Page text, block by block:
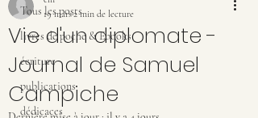
Tous les posts
livres de poche & Ebooks
écriture
publications
dédicaces
Vie d'un diplomate -
Journal de Samuel
Campiche
19 mars2 min de lecture